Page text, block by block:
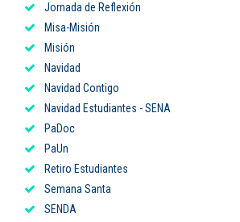
Jornada de Reflexión
Misa-Misión
Misión
Navidad
Navidad Contigo
Navidad Estudiantes - SENA
PaDoc
PaUn
Retiro Estudiantes
Semana Santa
SENDA